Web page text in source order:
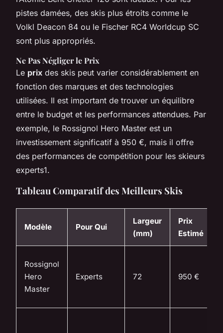
pistes damées, des skis plus étroits comme le
Volkl Deacon 84 ou le Fischer RC4 Worldcup SC
sont plus appropriés.
Ne Pas Négliger le Prix
Le prix des skis peut varier considérablement en
fonction des marques et des technologies
utilisées. Il est important de trouver un équilibre
entre le budget et les performances attendues. Par
exemple, le Rossignol Hero Master est un
investissement significatif à 950 €, mais il offre
des performances de compétition pour les skieurs
experts1.
Tableau Comparatif des Meilleurs Skis
Modèle Pour Qui
Largeur
(mm)
Prix
Estimé
Rossignol
Hero
Master
Experts 72 950 €